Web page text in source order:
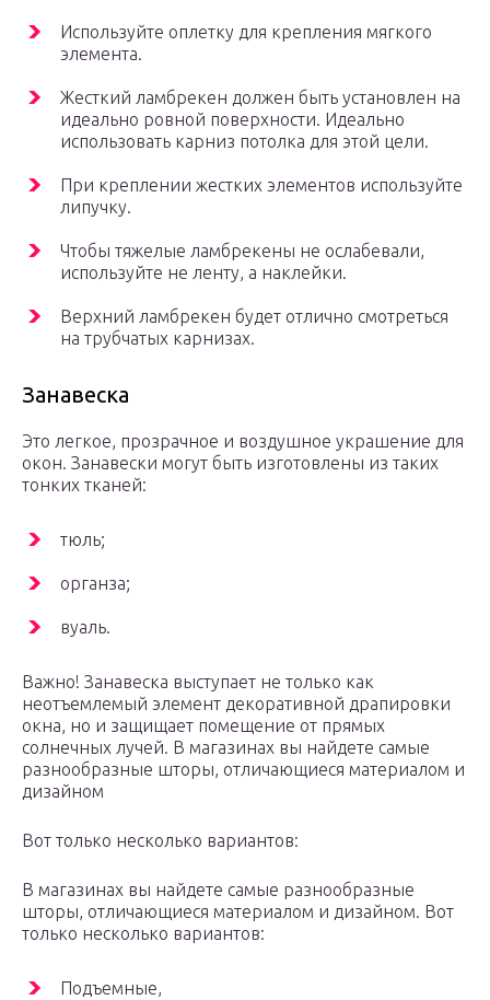
Используйте оплетку для крепления мягкого
элемента.
Жесткий ламбрекен должен быть установлен на
идеально ровной поверхности. Идеально
использовать карниз потолка для этой цели.
При креплении жестких элементов используйте
липучку.
Чтобы тяжелые ламбрекены не ослабевали,
используйте не ленту, а наклейки.
Верхний ламбрекен будет отлично смотреться
на трубчатых карнизах.
Занавеска
Это легкое, прозрачное и воздушное украшение для
окон. Занавески могут быть изготовлены из таких
тонких тканей:
тюль;
органза;
вуаль.
Важно! Занавеска выступает не только как
неотъемлемый элемент декоративной драпировки
окна, но и защищает помещение от прямых
солнечных лучей. В магазинах вы найдете самые
разнообразные шторы, отличающиеся материалом и
дизайном
Вот только несколько вариантов:
В магазинах вы найдете самые разнообразные
шторы, отличающиеся материалом и дизайном. Вот
только несколько вариантов:
Подъемные,